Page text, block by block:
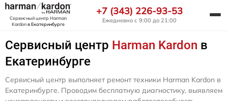
Сервисный центр Harman
Kardonв Екатеринбурге
+7 (343) 226-93-53
Ежедневно с 9:00 до 21:00
Сервисный центр Harman Kardon в
Екатеринбурге
Сервисный центр выполняет ремонт техники Harman Kardon в
Екатеринбурге. Проводим бесплатную диагностику, выявляем